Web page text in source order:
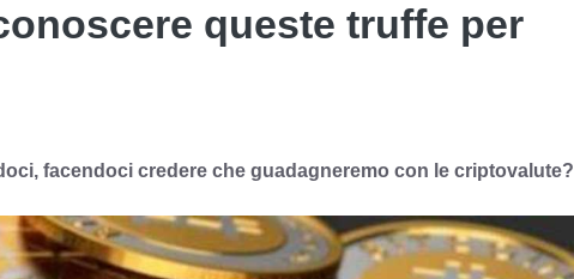
queste truffe per
facendoci credere che guadagneremo con le criptovalute?